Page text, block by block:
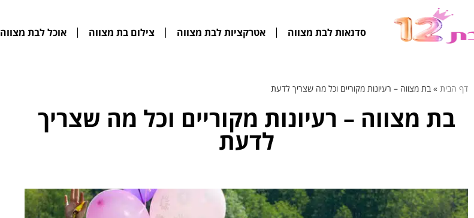
סדנאות לבת מצווה אטרקציות לבת מצווה צילום בת מצווה אוכל לבת מצווה
דף הבית »בת מצווה – רעיונות מקוריים וכל מה שצריך לדעת
בת מצווה – רעיונות מקוריים וכל מה שצריך
לדעת